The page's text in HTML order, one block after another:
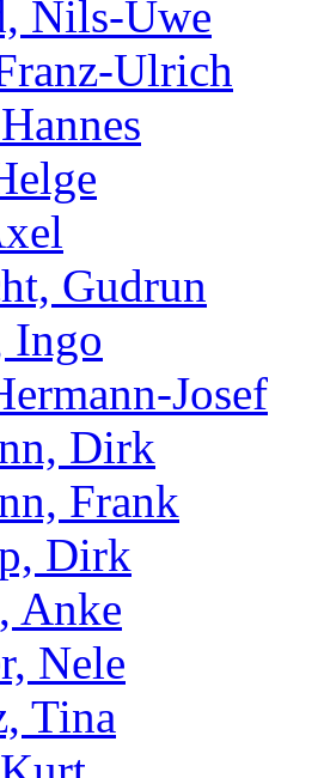
Nils-Uwe
Ulrich
Gudrun
Ingo
Josef
Dirk
Frank
Dirk
Anke
Nele
Tina